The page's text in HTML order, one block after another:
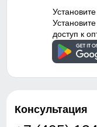
доступ к
Консультация